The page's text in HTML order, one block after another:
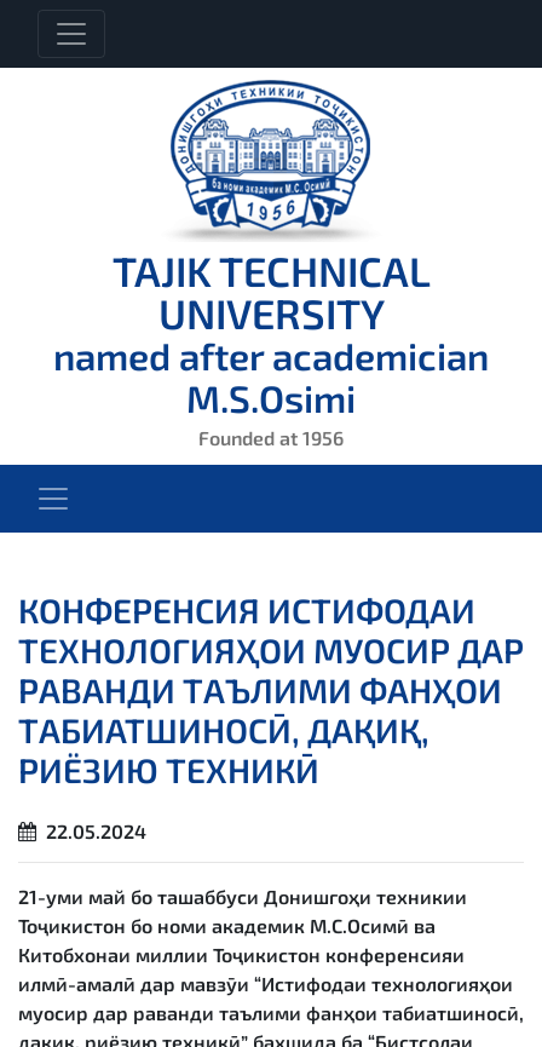
TAJIK TECHNICAL
UNIVERSITY
named after academician
M.S.Osimi
Founded at 1956
КОНФЕРЕНСИЯ ИСТИФОДАИ
ТЕХНОЛОГИЯҲОИ МУОСИР ДАР
РАВАНДИ ТАЪЛИМИ ФАНҲОИ
ТАБИАТШИНОСӢ, ДАҚИҚ,
РИЁЗИЮ ТЕХНИКӢ
22.05.2024
21-уми май бо ташаббуси Донишгоҳи техникии
Тоҷикистон бо номи академик М.С.Осимӣ ва
Китобхонаи миллии Тоҷикистон конференсияи
илмӣ-амалӣ дар мавзӯи “Истифодаи технологияҳои
муосир дар раванди таълими фанҳои табиатшиносӣ,
дақиқ, риёзию техникӣ” бахшида ба “Бистсолаи